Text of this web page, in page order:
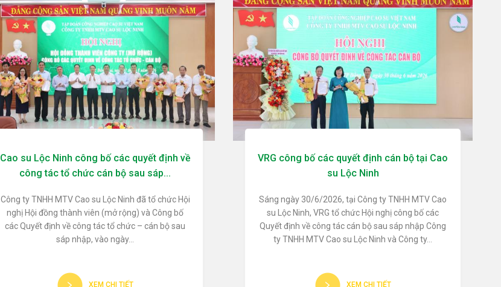
Cao su Lộc Ninh công bố các quyết định về
công tác tổ chức cán bộ sau sáp...
Công ty TNHH MTV Cao su Lộc Ninh đã tổ chức Hội
nghị Hội đồng thành viên (mở rộng) và Công bố
các Quyết định về công tác tổ chức – cán bộ sau
sáp nhập, vào ngày...
XEM CHI TIẾT
VRG công bố các quyết định cán bộ tại Cao
su Lộc Ninh
Sáng ngày 30/6/2026, tại Công ty TNHH MTV Cao
su Lộc Ninh, VRG tổ chức Hội nghị công bố các
Quyết định về công tác cán bộ sau sáp nhập Công
ty TNHH MTV Cao su Lộc Ninh và Công ty...
XEM CHI TIẾT